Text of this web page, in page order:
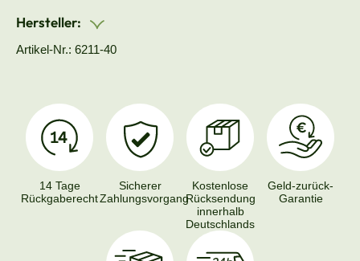
Hersteller:
Artikel-Nr.: 6211-40
14 Tage
Rückgaberecht
Sicherer
Zahlungsvorgang
Kostenlose
Rücksendung
innerhalb
Deutschlands
Geld-zurück-
Garantie